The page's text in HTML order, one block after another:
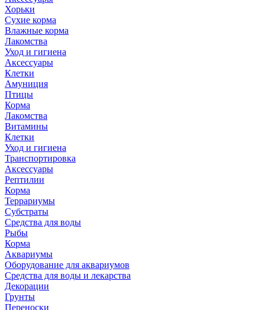
Хорьки
Сухие корма
Влажные корма
Лакомства
Уход и гигиена
Аксессуары
Клетки
Амуниция
Птицы
Корма
Лакомства
Витамины
Клетки
Уход и гигиена
Транспортировка
Аксессуары
Рептилии
Корма
Террариумы
Субстраты
Средства для воды
Рыбы
Корма
Аквариумы
Оборудование для аквариумов
Средства для воды и лекарства
Декорации
Грунты
Переноски